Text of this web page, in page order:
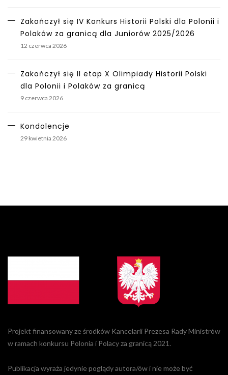
Zakończył się IV Konkurs Historii Polski dla Polonii i
Polaków za granicą dla Juniorów 2025/2026
12 czerwca 2026
Zakończył się II etap X Olimpiady Historii Polski
dla Polonii i Polaków za granicą
9 czerwca 2026
Kondolencje
29 kwietnia 2026
Projekt finansowany ze środków Kancelarii Prezesa Rady Ministrów
w ramach konkursu Polonia i Polacy za granicą 2021.
Publikacja wyraża jedynie poglądy autora/ów i nie może być